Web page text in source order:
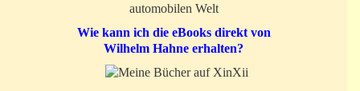
automobilen Welt
Wie kann ich die eBooks direkt von
Wilhelm Hahne erhalten?